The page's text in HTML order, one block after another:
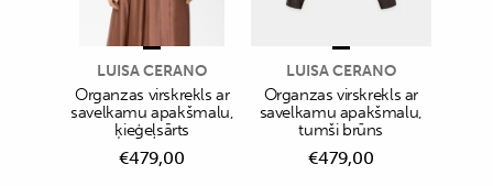
LUISA CERANO
Organzas virskrekls ar
savelkamu apakšmalu,
ķieģeļsārts
€479,00
LUISA CERANO
Organzas virskrekls ar
savelkamu apakšmalu,
tumši brūns
€479,00